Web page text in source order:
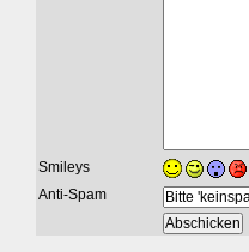
Smileys
Anti-Spam